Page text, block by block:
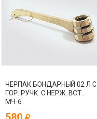
ЧЕРПАК БОНДАРНЫЙ 02 Л С
ГОР. РУЧК. С НЕРЖ. ВСТ.
МЧ-6